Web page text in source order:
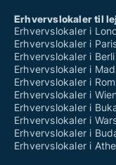
Erhvervslokaler til
Erhvervslokaler i
Erhvervslokaler i
Erhvervslokaler i
Erhvervslokaler i
Erhvervslokaler i Rom
Erhvervslokaler i
Erhvervslokaler i
Erhvervslokaler i
Erhvervslokaler i
Erhvervslokaler i